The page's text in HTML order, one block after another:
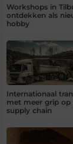
Workshops in
ontdekken als
hobby
Internationaal
met meer grip op
supply chain